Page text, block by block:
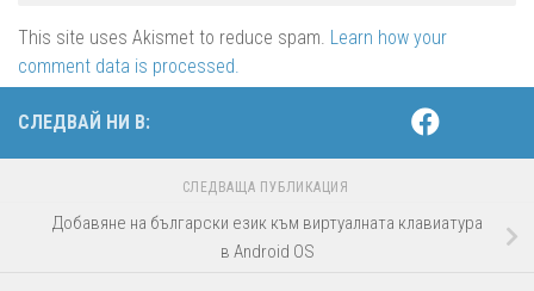
This site uses Akismet to reduce spam. Learn how your
comment data is processed.
СЛЕДВАЙ НИ В:
СЛЕДВАЩА ПУБЛИКАЦИЯ
Добавяне на български език към виртуалната клавиатура
в Android OS